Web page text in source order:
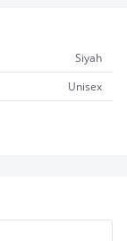
Siyah
Unisex